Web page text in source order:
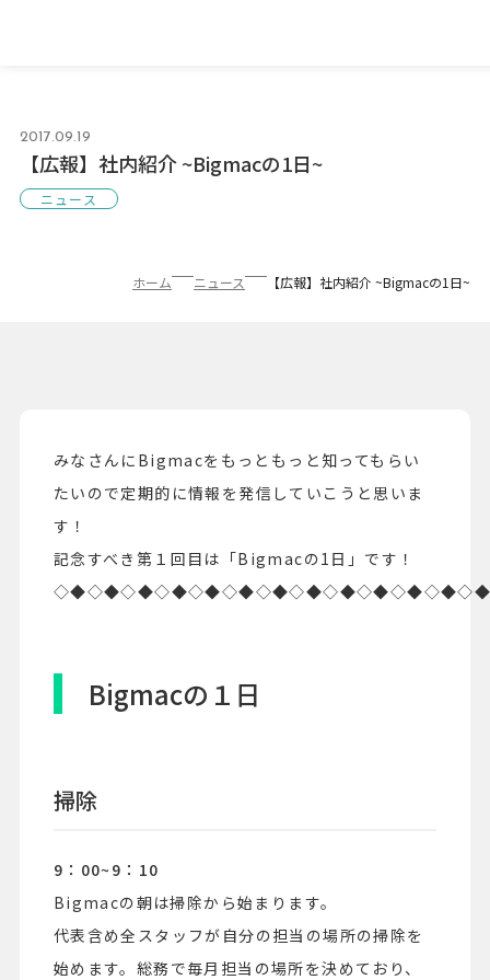
2017.09.19
【広報】社内紹介 ~Bigmacの1日~
ニュース
ホーム ニュース 【広報】社内紹介 ~Bigmacの1日~
みなさんにBigmacをもっともっと知ってもらい
たいので定期的に情報を発信していこうと思いま
す！
記念すべき第１回目は「Bigmacの1日」です！
Bigmacの１日
掃除
9：00~9：10
Bigmacの朝は掃除から始まります。
代表含め全スタッフが自分の担当の場所の掃除を
始めます。総務で毎月担当の場所を決めており、